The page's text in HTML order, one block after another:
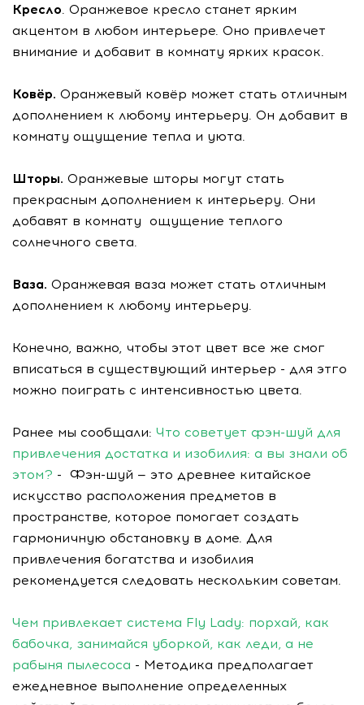
Кресло. Оранжевое кресло станет ярким
акцентом в любом интерьере. Оно привлечет
внимание и добавит в комнату ярких красок.
Ковёр. Оранжевый ковёр может стать отличным
дополнением к любому интерьеру. Он добавит в
комнату ощущение тепла и уюта.
Шторы. Оранжевые шторы могут стать
прекрасным дополнением к интерьеру. Они
добавят в комнату ощущение теплого
солнечного света.
Ваза. Оранжевая ваза может стать отличным
дополнением к любому интерьеру.
Конечно, важно, чтобы этот цвет все же смог
вписаться в существующий интерьер - для этго
можно поиграть с интенсивностью цвета.
Ранее мы сообщали: Что советует фэн-шуй для
привлечения достатка и изобилия: а вы знали об
этом? - Фэн-шуй — это древнее китайское
искусство расположения предметов в
пространстве, которое помогает создать
гармоничную обстановку в доме. Для
привлечения богатства и изобилия
рекомендуется следовать нескольким советам.
Чем привлекает система Fly Lady: порхай, как
бабочка, занимайся уборкой, как леди, а не
рабыня пылесоса - Методика предполагает
ежедневное выполнение определенных